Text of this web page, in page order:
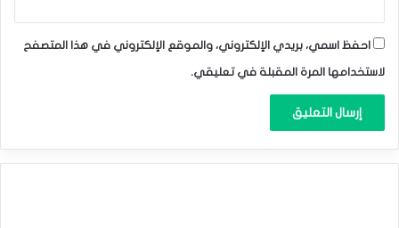
احفظ اسمي، بريدي الإلكتروني، والموقع الإلكتروني في هذا المتصفح
لاستخدامها المرة المقبلة في تعليقي.